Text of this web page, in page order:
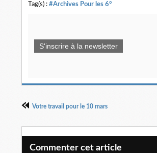
Tag(s) : #Archives Pour les 6°
S'inscrire à la newsletter
Votre travail pour le 10 mars
Commenter cet article